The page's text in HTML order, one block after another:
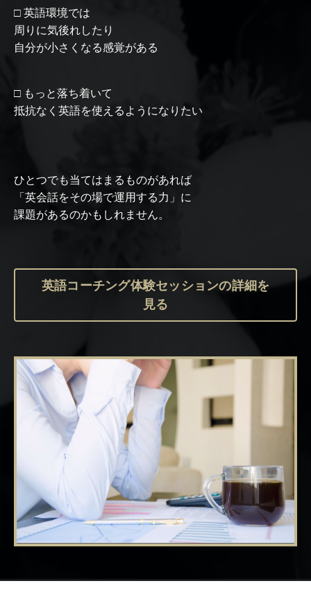
□ 英語環境では
周りに気後れしたり
自分が小さくなる感覚がある
□ もっと落ち着いて
抵抗なく英語を使えるようになりたい
ひとつでも当てはまるものがあれば
「英会話をその場で運用する力」に
課題があるのかもしれません。
英語コーチング体験セッションの詳細を
見る